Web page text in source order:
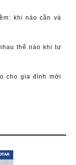
khi nào cần và
thế nào khi tư
cho gia đình mới